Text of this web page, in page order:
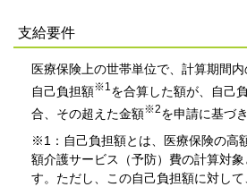
支給要件
医療保険上の世帯単位で、計算期間
自己負担額※1 を合算した額が、自己
合、その超えた金額※2を申請に基づ
※1：自己負担額とは、医療保険の高
額介護サービス（予防）費の計算対
す。ただし、この自己負担額に対し